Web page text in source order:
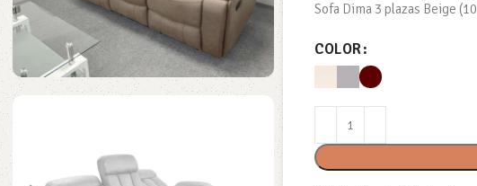
Sofa Dima 3 plazas Beige
COLOR